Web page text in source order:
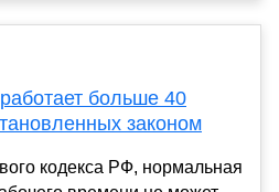
больше 40
законом
кодекса РФ, нормальная